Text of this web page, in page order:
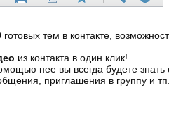
тем в контакте,
из контакта в один клик!
нее вы всегда будете знать
приглашения в группу и тп.